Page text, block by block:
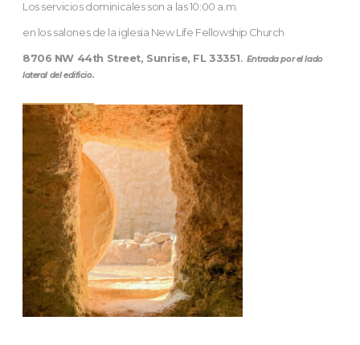
Los servicios dominicales son a las 10:00 a.m.
en los salones de la iglesia New Life Fellowship Church
8706 NW 44th Street, Sunrise, FL 33351. Entrada por el lado
lateral del edificio.